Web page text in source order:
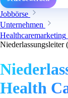
Jobbörse
Unternehmen
Healthcaremarketing
Health